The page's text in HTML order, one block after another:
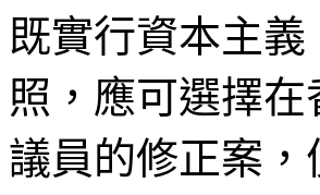
既實行資本主
照，應可選擇
議員的修正案